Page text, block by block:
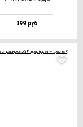
399 руб